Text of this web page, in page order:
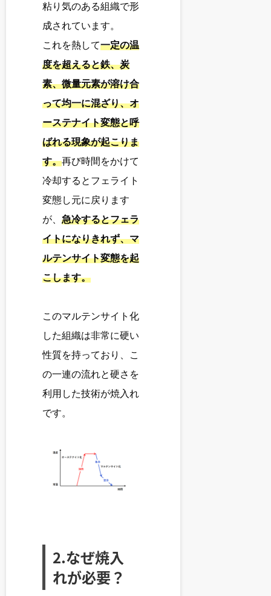
粘り気のある組織で形
成されています。
これを熱して一定の温
度を超えると鉄、炭
素、微量元素が溶け合
って均一に混ざり、オ
ーステナイト変態と呼
ばれる現象が起こりま
す。再び時間をかけて
冷却するとフェライト
変態し元に戻ります
が、 急冷するとフェラ
イトになりきれず、マ
ルテンサイト変態を起
こします。
このマルテンサイト化
した組織は非常に硬い
性質を持っており、こ
の一連の流れと硬さを
利用した技術が焼入れ
です。
2.なぜ焼入
れが必要？